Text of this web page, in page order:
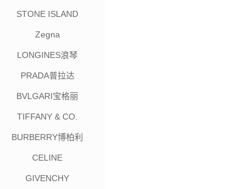
STONE ISLAND
Zegna
LONGINES浪琴
PRADA普拉达
BVLGARI宝格丽
TIFFANY & CO.
BURBERRY博柏利
CELINE
GIVENCHY